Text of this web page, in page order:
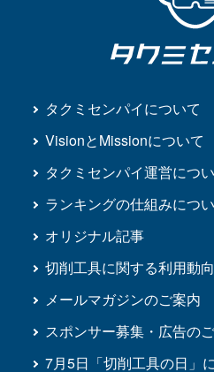
タクミセンパイについて
VisionとMissionについて
タクミセンパイ運営につ
ランキングの仕組みにつ
オリジナル記事
切削工具に関する利用動
メールマガジンのご案内
スポンサー募集・広告の
7月5日「切削工具の日」